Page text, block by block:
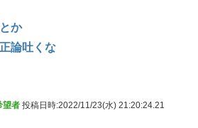
か
論吐くな
望者 投稿日時:2022/11/23(水) 21:20:24.21